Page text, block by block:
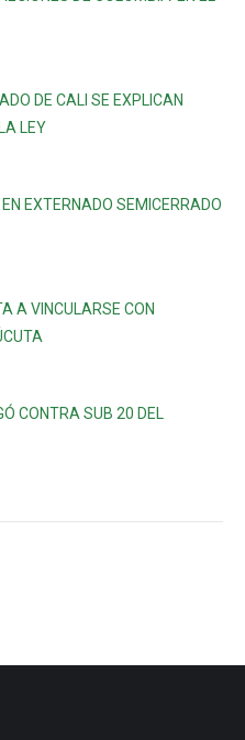
DE CALI SE EXPLICAN
LEY
EXTERNADO SEMICERRADO
A VINCULARSE CON
CONTRA SUB 20 DEL